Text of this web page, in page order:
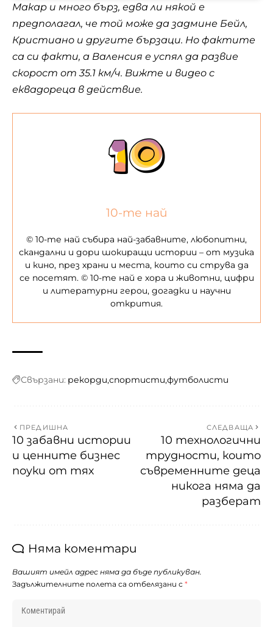
Макар и много бърз, едва ли някой е
предполагал, че той може да задмине Бейл,
Кристиано и другите бързаци. Но фактите
са си факти, а Валенсия е успял да развие
скорост от 35.1 км/ч. Вижте и видео с
еквадореца в действие.
10-те най
© 10-те най събира най-забавните, любопитни,
скандални и дори шокиращи истории – от музика
и кино, през храни и места, които си струва да
се посетят. © 10-те най е хора и животни, цифри
и литературни герои, догадки и научни
открития.
Свързани: рекорди спортисти футболисти
ПРЕДИШНА
10 забавни истории
и ценните бизнес
поуки от тях
СЛЕДВАЩА
10 технологични
трудности, които
съвременните деца
никога няма да
разберат
Няма коментари
Вашият имейл адрес няма да бъде публикуван.
Задължителните полета са отбелязани с *